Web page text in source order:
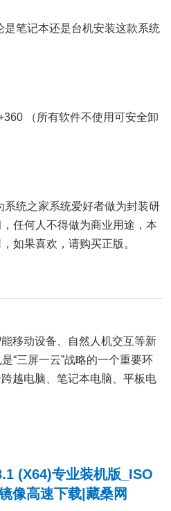
笔记本还是台机安装这款系统
（所有软件不使用可安全卸
系统之家系统爱好者做为封装研
任何人不得做为商业用途，本
如果喜欢，请购买正版。
移动设备、自然人机交互等新
“三屏一云”战略的一个重要环
越电脑、笔记本电脑、平板电
(X64)专业装机版_ISO
像高速下载|藏桑网